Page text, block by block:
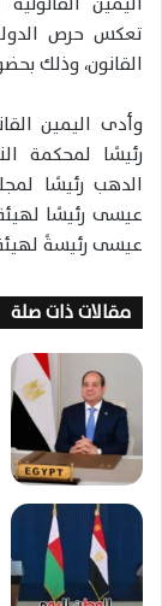
تعكس حرص
القانون، وذلك
وأدى اليمين
رئيسًا لمحكمة
الدهب رئيسًا
عيسى رئيسًا
عيسى رئيسةً لهيئة
مقالات ذات صلة